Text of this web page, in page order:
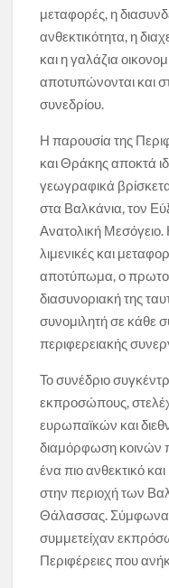
μεταφορές, η
ανθεκτικότητα, η
και η γαλάζια
αποτυπώνονται και
συνεδρίου.
Η παρουσία της
και Θράκης αποκτά
γεωγραφικά
στα Βαλκάνια, τον
Ανατολική
λιμενικές και
αποτύπωμα, ο
διασυνοριακή της
συνομιλητή σε κάθε
περιφερειακής
Το συνέδριο
εκπροσώπους,
ευρωπαϊκών και
διαμόρφωση κοινών
ένα πιο ανθεκτικό
στην περιοχή των
Θάλασσας. Σύμφωνα
συμμετείχαν
Περιφέρειες που